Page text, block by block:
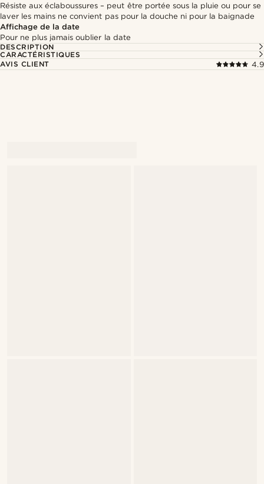
Résiste aux éclaboussures – peut être portée sous la pluie ou pour se
laver les mains ne convient pas pour la douche ni pour la baignade
Affichage de la date
Pour ne plus jamais oublier la date
DESCRIPTION
CARACTÉRISTIQUES
AVIS CLIENT
4.9